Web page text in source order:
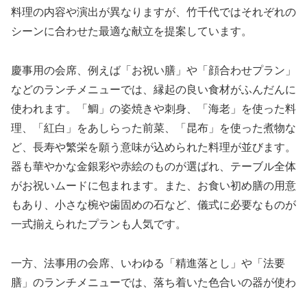
料理の内容や演出が異なりますが、竹千代ではそれぞれの
シーンに合わせた最適な献立を提案しています。
慶事用の会席、例えば「お祝い膳」や「顔合わせプラン」
などのランチメニューでは、縁起の良い食材がふんだんに
使われます。「鯛」の姿焼きや刺身、「海老」を使った料
理、「紅白」をあしらった前菜、「昆布」を使った煮物な
ど、長寿や繁栄を願う意味が込められた料理が並びます。
器も華やかな金銀彩や赤絵のものが選ばれ、テーブル全体
がお祝いムードに包まれます。また、お食い初め膳の用意
もあり、小さな椀や歯固めの石など、儀式に必要なものが
一式揃えられたプランも人気です。
一方、法事用の会席、いわゆる「精進落とし」や「法要
膳」のランチメニューでは、落ち着いた色合いの器が使わ